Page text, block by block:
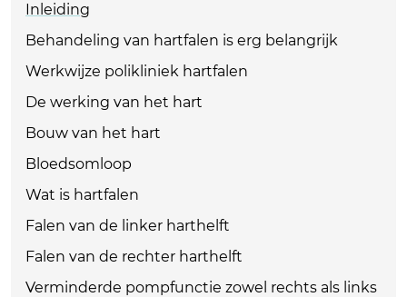
Inleiding
Behandeling van hartfalen is erg belangrijk
Werkwijze polikliniek hartfalen
De werking van het hart
Bouw van het hart
Bloedsomloop
Wat is hartfalen
Falen van de linker harthelft
Falen van de rechter harthelft
Verminderde pompfunctie zowel rechts als links